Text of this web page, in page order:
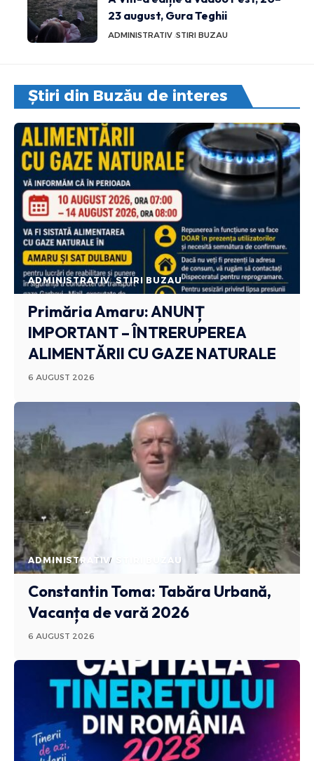
23 august, Gura Teghii
ADMINISTRATIV STIRI BUZAU
Știri din Buzău de interes
ADMINISTRATIV STIRI BUZAU
Primăria Amaru: ANUNȚ
IMPORTANT – ÎNTRERUPEREA
ALIMENTĂRII CU GAZE NATURALE
6 AUGUST 2026
ADMINISTRATIV STIRI BUZAU
Constantin Toma: Tabăra Urbană,
Vacanța de vară 2026
6 AUGUST 2026